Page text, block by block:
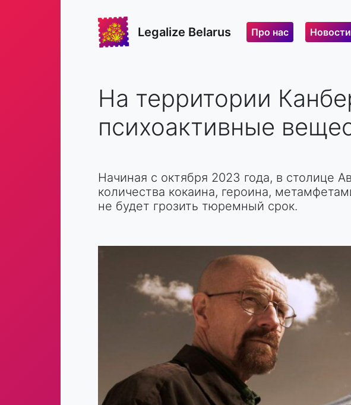
Legalize Belarus Про нас Новости
На территории
психоактивные
Начиная с октября 2023 года, в столице
количества кокаина, героина,
не будет грозить тюремный срок.